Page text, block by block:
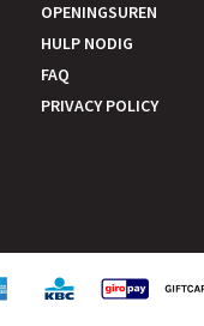
OPENINGSUREN
HULP NODIG
FAQ
PRIVACY POLICY